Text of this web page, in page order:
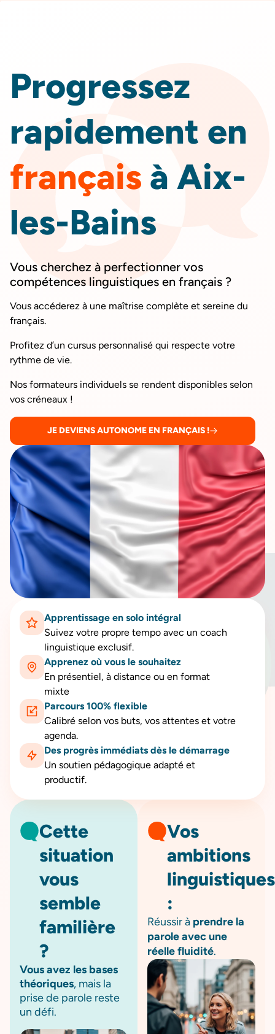
Progressez
rapidement en
français à Aix-
les-Bains
Vous cherchez à perfectionner vos
compétences linguistiques en français ?
Vous accéderez à une maîtrise complète et sereine du
français.
Profitez d’un cursus personnalisé qui respecte votre
rythme de vie.
Nos formateurs individuels se rendent disponibles selon
vos créneaux !
JE DEVIENS AUTONOME EN FRANÇAIS !
Apprentissage en solo intégral
Suivez votre propre tempo avec un coach
linguistique exclusif.
Apprenez où vous le souhaitez
En présentiel, à distance ou en format
mixte
Parcours 100% flexible
Calibré selon vos buts, vos attentes et votre
agenda.
Des progrès immédiats dès le démarrage
Un soutien pédagogique adapté et
productif.
Cette
situation
vous
semble
familière
?
Vous avez les bases
théoriques, mais la
prise de parole reste
un défi.
Vos
ambitions
linguistiques
:
Réussir à prendre la
parole avec une
réelle fluidité.